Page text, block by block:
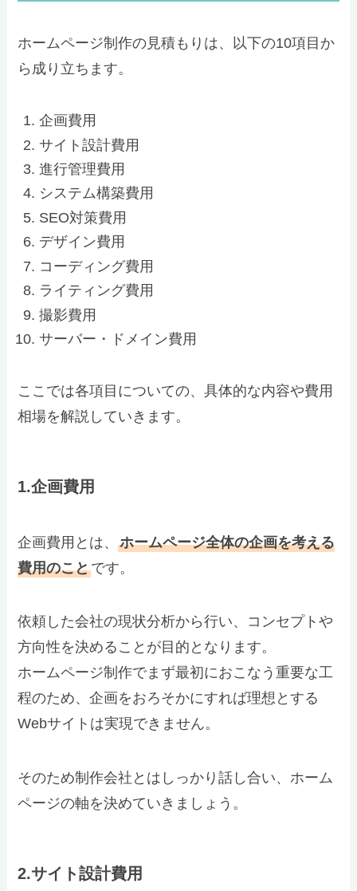
ホームページ制作の見積もりは、以下の10項目か
ら成り立ちます。
企画費用
サイト設計費用
進行管理費用
システム構築費用
SEO対策費用
デザイン費用
コーディング費用
ライティング費用
撮影費用
サーバー・ドメイン費用
ここでは各項目についての、具体的な内容や費用
相場を解説していきます。
1.企画費用
企画費用とは、ホームページ全体の企画を考える
費用のことです。
依頼した会社の現状分析から行い、コンセプトや
方向性を決めることが目的となります。
ホームページ制作でまず最初におこなう重要な工
程のため、企画をおろそかにすれば理想とする
Webサイトは実現できません。
そのため制作会社とはしっかり話し合い、ホーム
ページの軸を決めていきましょう。
2.サイト設計費用